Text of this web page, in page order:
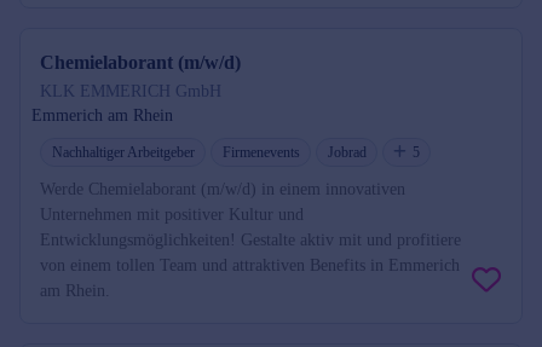
Chemielaborant (m/w/d)
KLK EMMERICH GmbH
Emmerich am Rhein
Nachhaltiger Arbeitgeber Firmenevents Jobrad 5
Werde Chemielaborant (m/w/d) in einem innovativen
Unternehmen mit positiver Kultur und
Entwicklungsmöglichkeiten! Gestalte aktiv mit und profitiere
von einem tollen Team und attraktiven Benefits in Emmerich
am Rhein.